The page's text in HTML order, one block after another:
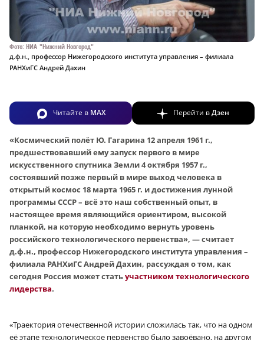
Фото: НИА "Нижний Новгород"
д.ф.н., профессор Нижегородского института управления – филиала
РАНХиГС Андрей Дахин
Читайте в MAX Перейти вДзен
«Космический полёт Ю. Гагарина 12 апреля 1961 г.,
предшествовавший ему запуск первого в мире
искусственного спутника Земли 4 октября 1957 г.,
состоявший позже первый в мире выход человека в
открытый космос 18 марта 1965 г. и достижения лунной
программы СССР – всё это наш собственный опыт, в
настоящее время являющийся ориентиром, высокой
планкой, на которую необходимо вернуть уровень
российского технологического первенства», — считает
д.ф.н., профессор Нижегородского института управления –
филиала РАНХиГС Андрей Дахин, рассуждая о том, как
сегодня Россия может статьучастником технологического
лидерства.
«Траектория отечественной истории сложилась так, что на одном
её этапе технологическое первенство было завоёвано, на другом